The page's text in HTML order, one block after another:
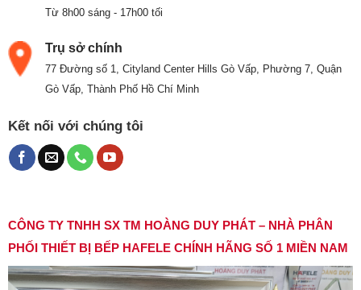
Từ 8h00 sáng - 17h00 tối
Trụ sở chính
77 Đường số 1, Cityland Center Hills Gò Vấp, Phường 7, Quận
Gò Vấp, Thành Phố Hồ Chí Minh
Kết nối với chúng tôi
CÔNG TY TNHH SX TM HOÀNG DUY PHÁT – NHÀ PHÂN
PHỐI THIẾT BỊ BẾP HAFELE CHÍNH HÃNG SỐ 1 MIỀN NAM